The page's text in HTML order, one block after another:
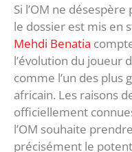
Si l’OM ne
le dossier est mis en
Mehdi Benatia
l’évolution du joueur
comme l’un des plus
africain. Les raisons
officiellement
l’OM souhaite
précisément le